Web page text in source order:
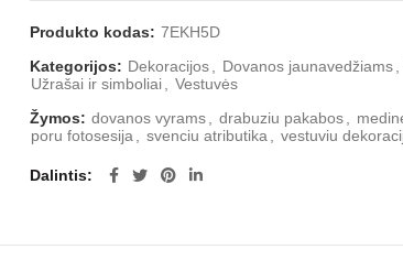
Produkto kodas: 7EKH5D
Kategorijos: Dekoracijos Dovanos jaunavedžiams
Užrašai ir simboliai
Vestuvės
Žymos: dovanos vyrams drabuziu pakabos
poru fotosesija
svenciu atributika vestuviu
Dalintis